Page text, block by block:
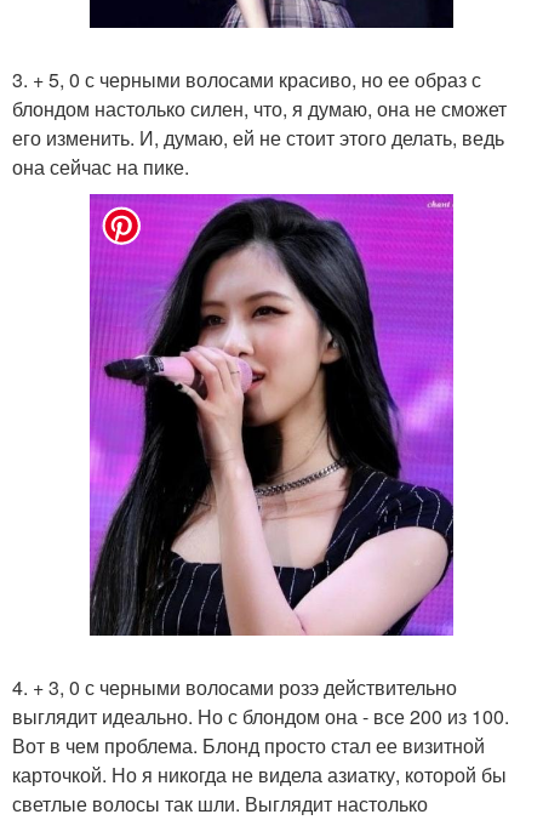
3. + 5, 0 с черными волосами красиво, но ее образ с
блондом настолько силен, что, я думаю, она не сможет
его изменить. И, думаю, ей не стоит этого делать, ведь
она сейчас на пике.
4. + 3, 0 с черными волосами розэ действительно
выглядит идеально. Но с блондом она - все 200 из 100.
Вот в чем проблема. Блонд просто стал ее визитной
карточкой. Но я никогда не видела азиатку, которой бы
светлые волосы так шли. Выглядит настолько